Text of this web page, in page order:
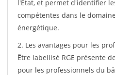
l'État, et permet d'identifier
compétentes dans le
énergétique.
2. Les avantages pour les
Être labellisé RGE présente
pour les professionnels du